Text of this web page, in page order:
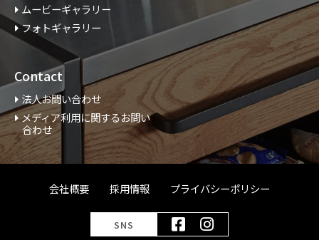
ムービーギャラリー
フォトギャラリー
Contact
法人お問い合わせ
メディア利用に関するお問い
合わせ
会社概要 採用情報 プライバシーポリシー
SNS